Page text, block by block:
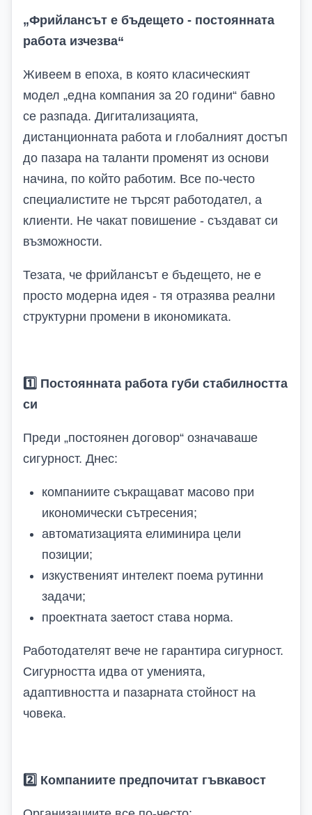
„Фрийлансът е бъдещето - постоянната
работа изчезва“
Живеем в епоха, в която класическият
модел „една компания за 20 години“ бавно
се разпада. Дигитализацията,
дистанционната работа и глобалният достъп
до пазара на таланти променят из основи
начина, по който работим. Все по-често
специалистите не търсят работодател, а
клиенти. Не чакат повишение - създават си
възможности.
Тезата, че фрийлансът е бъдещето, не е
просто модерна идея - тя отразява реални
структурни промени в икономиката.
1️ Постоянната работа губи стабилността
си
Преди „постоянен договор“ означаваше
сигурност. Днес:
компаниите съкращават масово при
икономически сътресения;
автоматизацията елиминира цели
позиции;
изкуственият интелект поема рутинни
задачи;
проектната заетост става норма.
Работодателят вече не гарантира сигурност.
Сигурността идва от уменията,
адаптивността и пазарната стойност на
човека.
2️ Компаниите предпочитат гъвкавост